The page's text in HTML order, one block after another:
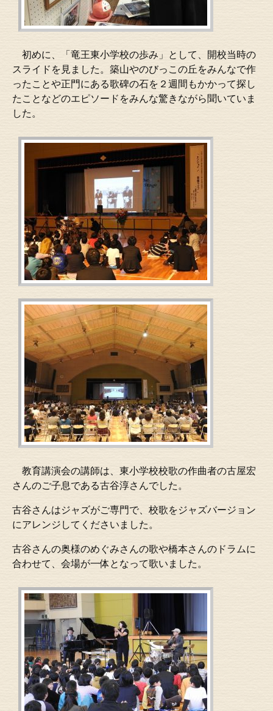
初めに、「竜王東小学校の歩み」として、開校当時の
スライドを見ました。築山やのびっこの丘をみんなで作
ったことや正門にある歌碑の石を２週間もかかって探し
たことなどのエピソードをみんな驚きながら聞いていま
した。
教育講演会の講師は、東小学校校歌の作曲者の古屋宏
さんのご子息である古谷淳さんでした。
古谷さんはジャズがご専門で、校歌をジャズバージョン
にアレンジしてくださいました。
古谷さんの奥様のめぐみさんの歌や橋本さんのドラムに
合わせて、会場が一体となって歌いました。